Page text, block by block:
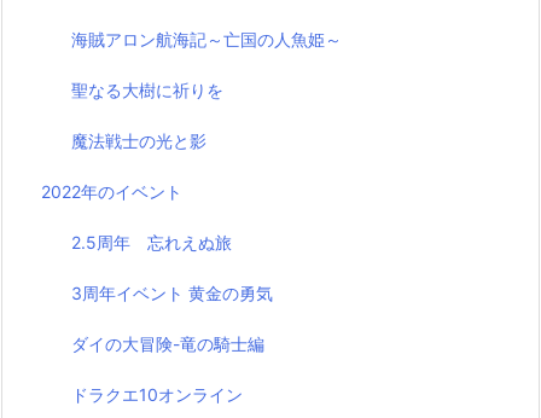
海賊アロン航海記～亡国の人魚姫～
聖なる大樹に祈りを
魔法戦士の光と影
2022年のイベント
2.5周年 忘れえぬ旅
3周年イベント 黄金の勇気
ダイの大冒険-竜の騎士編
ドラクエ10オンライン